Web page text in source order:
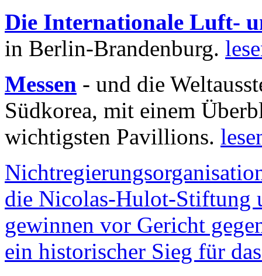
Die Internationale Luft-
in Berlin-Brandenburg.
Messen - und die
Südkorea, mit einem
wichtigsten Pavillions.
die Nicolas-Hulot-Stiftung
gewinnen vor Gericht
ein historischer Sieg für